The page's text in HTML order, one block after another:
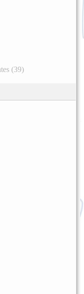
(39)